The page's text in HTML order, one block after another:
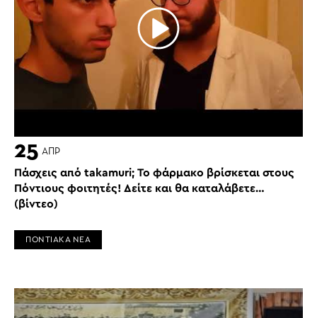
25 ΑΠΡ
Πάσχεις από takamuri; Το φάρμακο βρίσκεται στους
Πόντιους φοιτητές! Δείτε και θα καταλάβετε…
(βίντεο)
ΠΟΝΤΙΑΚΑ ΝΕΑ